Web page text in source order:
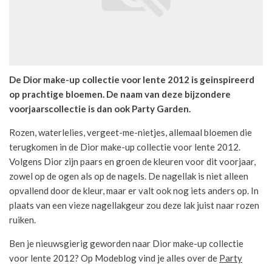
De Dior make-up collectie voor lente 2012 is geinspireerd
op prachtige bloemen. De naam van deze bijzondere
voorjaarscollectie is dan ook Party Garden.
Rozen, waterlelies, vergeet-me-nietjes, allemaal bloemen die
terugkomen in de Dior make-up collectie voor lente 2012.
Volgens Dior zijn paars en groen de kleuren voor dit voorjaar,
zowel op de ogen als op de nagels. De nagellak is niet alleen
opvallend door de kleur, maar er valt ook nog iets anders op. In
plaats van een vieze nagellakgeur zou deze lak juist naar rozen
ruiken.
Ben je nieuwsgierig geworden naar Dior make-up collectie
voor lente 2012? Op Modeblog vind je alles over de Party